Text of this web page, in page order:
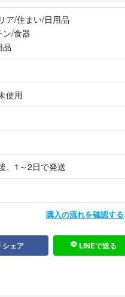
クトで片手でラクラク操作!
うございました。
けましたら幸いです。
気軽にメッセージからお問い合わ
ア/住まい/日用品
ン/食器
品
使用
、1～2日で発送
購入の流れを確認する
シェア LINEで送る